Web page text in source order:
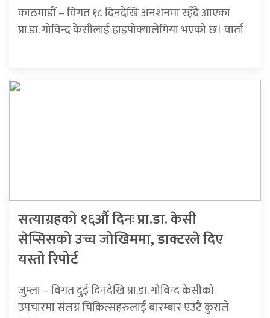
काठमाडौं – विगत १८ दिनदेखि अनशनमा रहँदै आएका
प्रा.डा. गोविन्द केसीलाई हाइपोक्यालेमिया भएको छ। वार्ता
सत्याग्रहको १६औं दिनः प्रा.डा. केसी
सेप्सिसको उच्च जोखिममा, डाक्टरले दिए
यस्तो रिपोर्ट
​​​​​​जुम्ला – विगत दुई दिनदेखि प्रा.डा. गोविन्द केसीको
उपचारमा संलग्न चिकित्सहरुलाई बारम्बार एउटै कुराले